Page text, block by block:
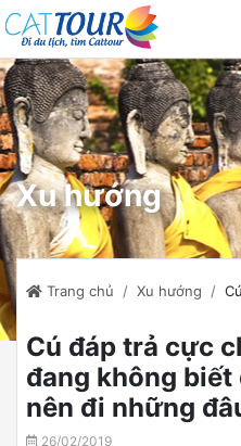
Xu hướng
Trang chủ Xu hướng
Cú đáp trả cực
đang không biết
nên đi những
26/02/2019